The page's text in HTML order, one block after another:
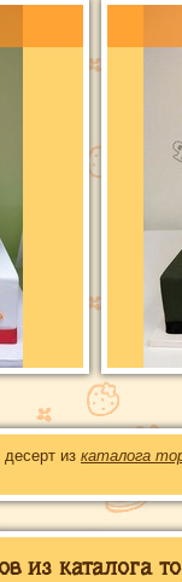
из каталога
из каталога